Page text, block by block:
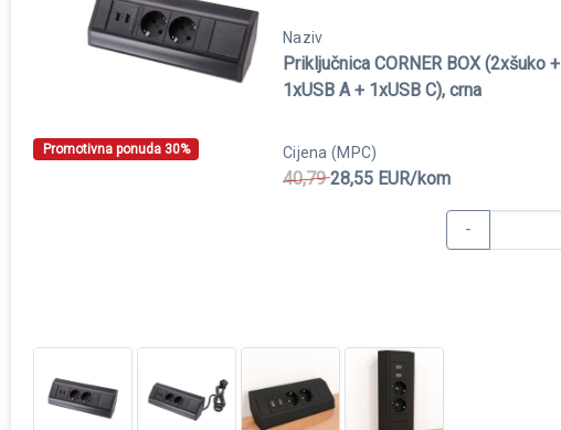
Promotivna ponuda 30%
Naziv
Priključnica CORNER BOX (2xšuko +
1xUSB A + 1xUSB C), crna
Cijena (MPC)
40,7928,55 EUR/kom
-